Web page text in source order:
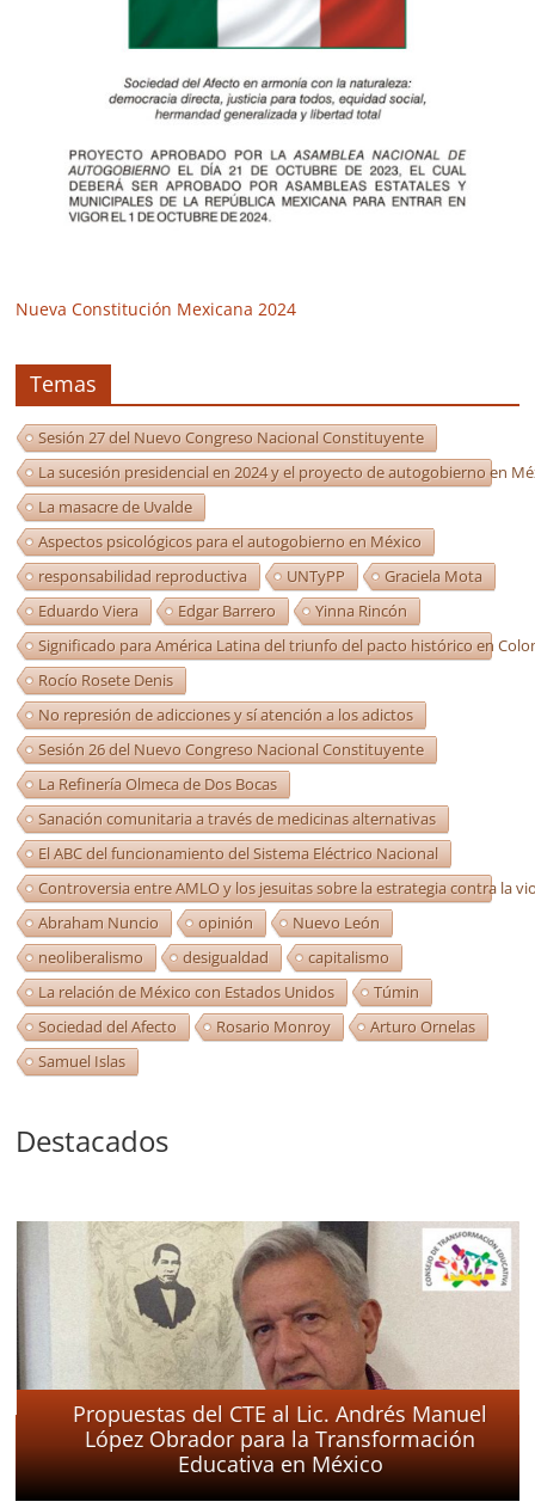
Nueva Constitución Mexicana 2024
Temas
Sesión 27 del Nuevo Congreso Nacional Constituyente
La sucesión presidencial en 2024 y el proyecto de autogobierno en
La masacre de Uvalde
Aspectos psicológicos para el autogobierno en México
responsabilidad reproductiva
UNTyPP
Graciela Mota
Eduardo Viera
Edgar Barrero
Yinna Rincón
Significado para América Latina del triunfo del pacto histórico en
Rocío Rosete Denis
No represión de adicciones y sí atención a los adictos
Sesión 26 del Nuevo Congreso Nacional Constituyente
La Refinería Olmeca de Dos Bocas
Sanación comunitaria a través de medicinas alternativas
El ABC del funcionamiento del Sistema Eléctrico Nacional
Controversia entre AMLO y los jesuitas sobre la estrategia contra la
Abraham Nuncio
opinión
Nuevo León
neoliberalismo
desigualdad
capitalismo
La relación de México con Estados Unidos
Túmin
Sociedad del Afecto
Rosario Monroy
Arturo Ornelas
Samuel Islas
Destacados
Andrés Manuel
Transformación
México
Carta abierta al Lic.
Obrador